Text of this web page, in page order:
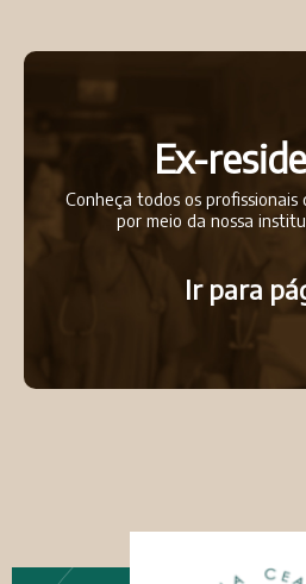
Ex-
Conheça todos os profissionais
por meio da nossa
Ir para